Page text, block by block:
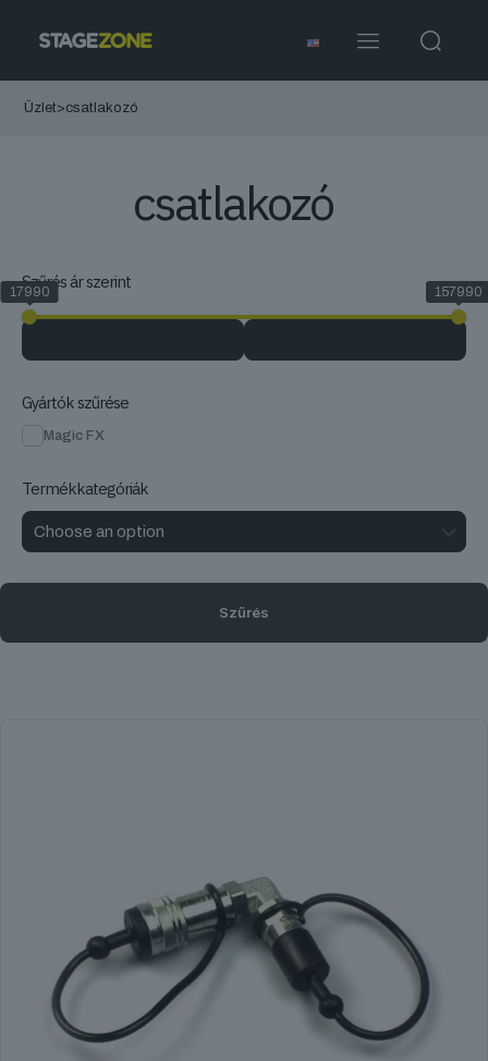
Üzlet>csatlakozó
csatlakozó
Szűrés ár szerint
17990 157990
Gyártók szűrése
Magic FX
Termékkategóriák
Szűrés